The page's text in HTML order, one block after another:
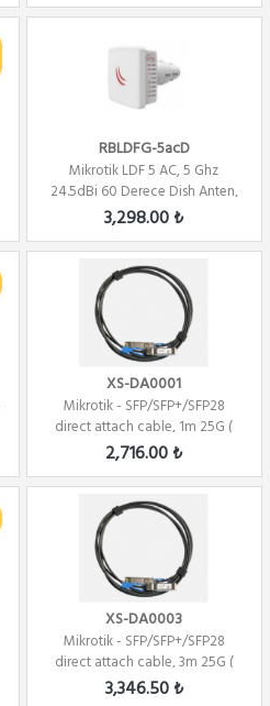
RBLDFG-5acD
Mikrotik LDF 5 AC, 5 Ghz
24.5dBi 60 Derece Dish Anten,
2x2 802.11A...
3,298.00 ₺
XS-DA0001
Mikrotik - SFP/SFP+/SFP28
direct attach cable, 1m 25G (
Direct At...
2,716.00 ₺
XS-DA0003
Mikrotik - SFP/SFP+/SFP28
direct attach cable, 3m 25G (
Direct At...
3,346.50 ₺